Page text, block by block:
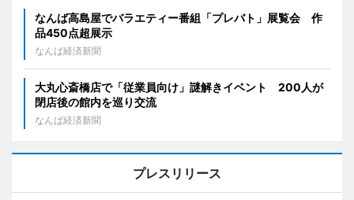
なんば高島屋でバラエティー番組「プレバト」展覧会 作
品450点超展示
なんば経済新聞
大丸心斎橋店で「従業員向け」謎解きイベント 200人が
閉店後の館内を巡り交流
なんば経済新聞
プレスリリース